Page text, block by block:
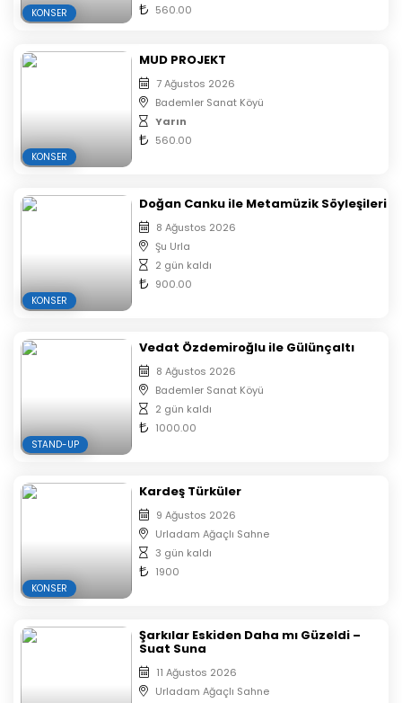
KONSER
560.00
KONSER
MUD PROJEKT
7 Ağustos 2026
Bademler Sanat Köyü
Yarın
560.00
KONSER
Doğan Canku ile Metamüzik Söyleşileri
8 Ağustos 2026
Şu Urla
2 gün kaldı
900.00
STAND-UP
Vedat Özdemiroğlu ile Gülünçaltı
8 Ağustos 2026
Bademler Sanat Köyü
2 gün kaldı
1000.00
KONSER
Kardeş Türküler
9 Ağustos 2026
Urladam Ağaçlı Sahne
3 gün kaldı
1900
Şarkılar Eskiden Daha mı Güzeldi –
Suat Suna
11 Ağustos 2026
Urladam Ağaçlı Sahne